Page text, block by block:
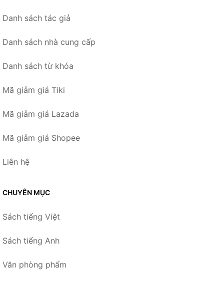
Danh sách tác giả
Danh sách nhà cung cấp
Danh sách từ khóa
Mã giảm giá Tiki
Mã giảm giá Lazada
Mã giảm giá Shopee
Liên hệ
CHUYÊN MỤC
Sách tiếng Việt
Sách tiếng Anh
Văn phòng phẩm